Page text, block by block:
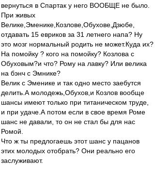
вернуться в Спартак у него ВООБЩЕ не было.
При живых
Велике,Эменике,Козлове,Обухове,Дзюбе,
отдавать 15 евриков за 31 летнего напа? Ну
это мозг нормальный родить не может.Куда их?
На помойку ? кого на помойку? Козлова с
Обуховым?и что? Рому на лавку? Или велика
на бэнч с Эмнике?
Велик с Эменике и так одно место заебутся
делить.А молодежь,Обухов,и Козлов вообще
шансы имеют только при титаническом труде,
и при удаче.А потом если в свое время Роме
шанс не давали, то он не стал бы для нас
Ромой.
Что ж ты предлогаешь этот шанс у пацанов
этих молодых отобрать? Они реально его
заслуживают.